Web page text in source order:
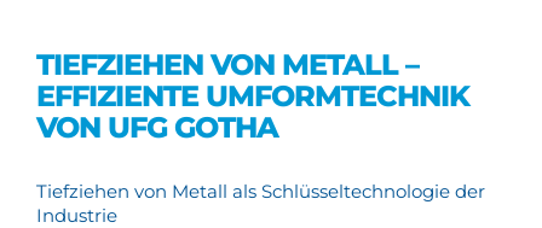
TIEFZIEHEN VON METALL –
EFFIZIENTE UMFORMTECHNIK
VON UFG GOTHA
Tiefziehen von Metall als Schlüsseltechnologie der
Industrie